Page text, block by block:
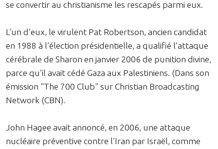
se convertir au christianisme les rescapés parmi eux.
L’un d’eux, le virulent Pat Robertson, ancien candidat
en 1988 à l’élection présidentielle, a qualifié l’attaque
cérébrale de Sharon en janvier 2006 de punition divine,
parce qu’il avait cédé Gaza aux Palestiniens. (Dans son
émission "The 700 Club" sur Christian Broadcasting
Network (CBN).
John Hagee avait annoncé, en 2006, une attaque
nucléaire préventive contre l’Iran par Israël, comme